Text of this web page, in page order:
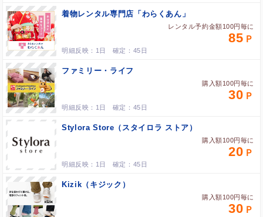
着物レンタル専門店「わらくあん」
レンタル予約金額100円毎に
85
1日 45日
ファミリー・ライフ
購入額100円毎に
30
1日 45日
Stylora Store（スタイロラ ストア）
購入額100円毎に
20
1日 45日
Kizik（キジック）
購入額100円毎に
30